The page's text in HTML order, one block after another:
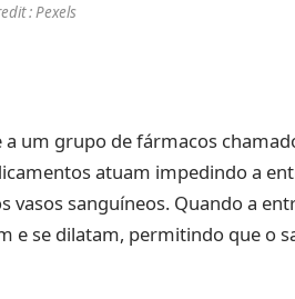
: Pexels
um grupo de fármacos
atuam impedindo a
vasos sanguíneos. Quando a
e se dilatam, permitindo que o